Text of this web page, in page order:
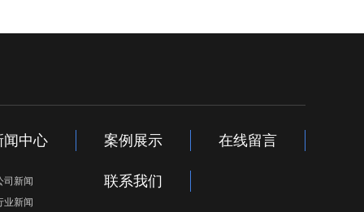
闻中心
司新闻
业新闻
案例展示 在线留言
联系我们